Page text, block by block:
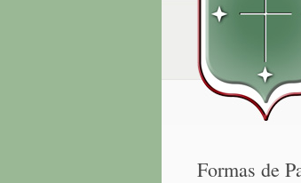
Formas de